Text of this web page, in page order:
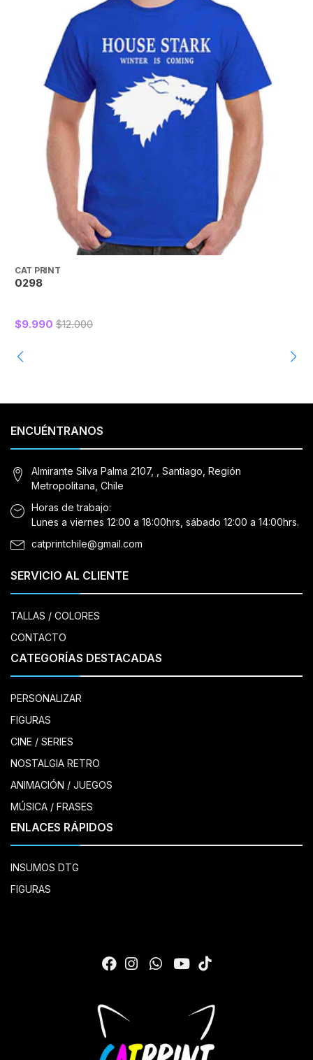
CAT PRINT
0298
$9.990 $12.000
ENCUÉNTRANOS
Almirante Silva Palma 2107, , Santiago, Región
Metropolitana, Chile
Horas de trabajo:
Lunes a viernes 12:00 a 18:00hrs, sábado 12:00 a 14:00hrs.
catprintchile@gmail.com
SERVICIO AL CLIENTE
TALLAS / COLORES
CONTACTO
CATEGORÍAS DESTACADAS
PERSONALIZAR
FIGURAS
CINE / SERIES
NOSTALGIA RETRO
ANIMACIÓN / JUEGOS
MÚSICA / FRASES
ENLACES RÁPIDOS
INSUMOS DTG
FIGURAS